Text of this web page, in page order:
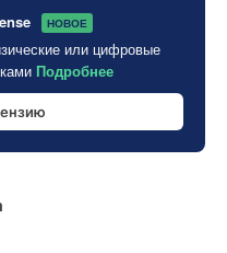
НОВОЕ
или цифровые
Подробнее